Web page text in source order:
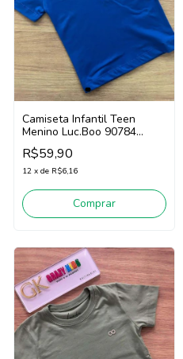
Camiseta Infantil Teen
Menino Luc.Boo 90784
(Azul)
R$59,90
12 x de R$6,16
Comprar